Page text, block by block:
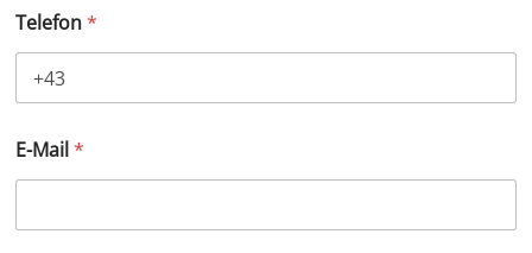
Telefon*
e
b
r
E-Mail*